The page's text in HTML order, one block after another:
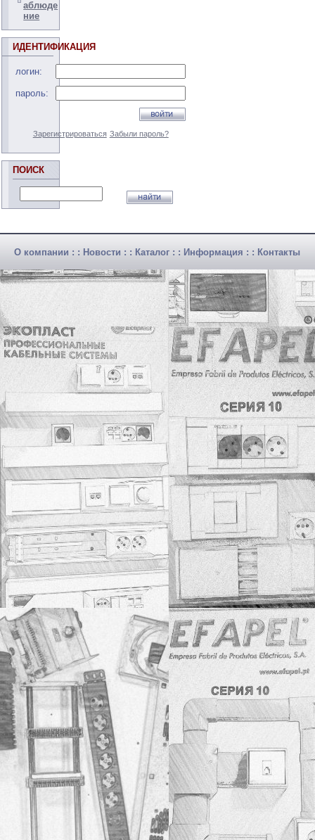
аблюде
ние
ИДЕНТИФИКАЦИЯ
логин:
пароль:
Зарегистрироваться Забыли пароль?
ПОИСК
О компании : : Новости : : Каталог : : Информация : : Контакты